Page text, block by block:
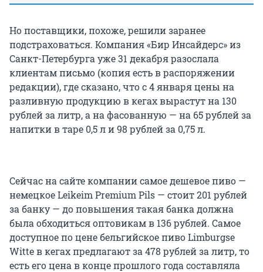
Но поставщики, похоже, решили заранее
подстраховаться. Компания «Бир Инсайдерс» из
Санкт-Петербурга уже 31 декабря разослала
клиентам письмо (копия есть в распоряжении
редакции), где сказано, что с 4 января цены на
разливную продукцию в кегах вырастут на 130
рублей за литр, а на фасованную — на 65 рублей за
напитки в таре 0,5 л и 98 рублей за 0,75 л.
Сейчас на сайте компании самое дешевое пиво —
немецкое Leikeim Premium Pils — стоит 201 рублей
за банку — до повышения такая банка должна
была обходиться оптовикам в 136 рублей. Самое
доступное по цене бельгийское пиво Limburgse
Witte в кегах предлагают за 478 рублей за литр, то
есть его цена в конце прошлого года составляла